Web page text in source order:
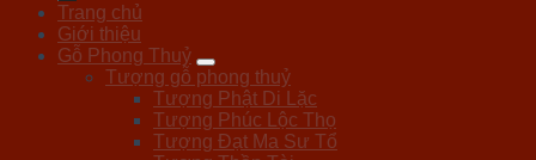
Trang chủ
Giới thiệu
Gỗ Phong Thuỷ
Tượng gỗ phong thuỷ
Tượng Phật Di Lặc
Tượng Phúc Lộc Thọ
Tượng Đạt Ma Sư Tổ